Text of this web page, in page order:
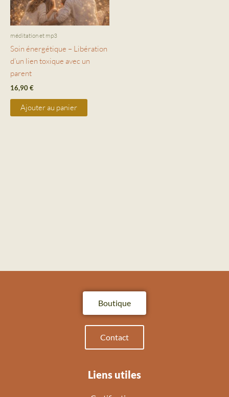
méditation et mp3
Soin énergétique – Libération
d’un lien toxique avec un
parent
16,90€
Ajouter au panier
Liens utiles
Boutique
Contact